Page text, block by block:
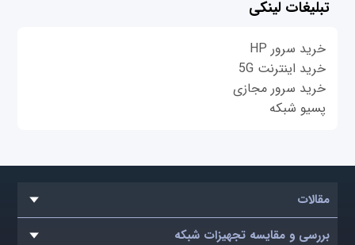
تبلیغات لینکی
خرید سرور HP
خرید اینترنت 5G
خرید سرور مجازی
پسیو شبکه
مقالات
بررسی و مقایسه تجهیزات شبکه